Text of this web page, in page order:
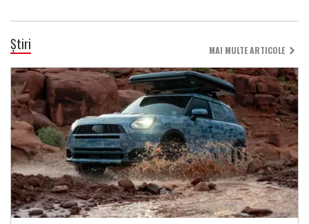
Știri MAI MULTE ARTICOLE